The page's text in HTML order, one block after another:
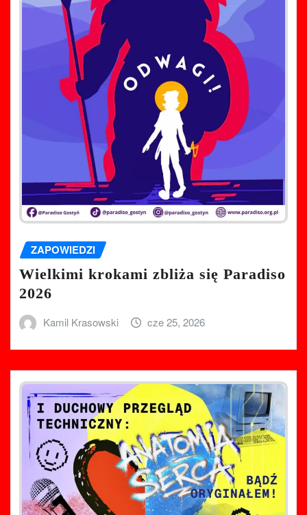
ZAPOWIEDZI
Wielkimi krokami zbliża się Paradiso
2026
Kamil Krasowski cze 25, 2026